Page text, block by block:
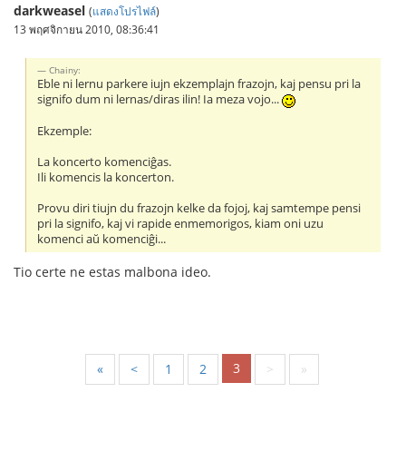
darkweasel (แสดงโปรไฟล์)
13 พฤศจิกายน 2010, 08:36:41
Chainy:
Eble ni lernu parkere iujn ekzemplajn frazojn, kaj pensu pri la
signifo dum ni lernas/diras ilin! Ia meza vojo...
Ekzemple:
La koncerto komenciĝas.
Ili komencis la koncerton.
Provu diri tiujn du frazojn kelke da fojoj, kaj samtempe pensi
pri la signifo, kaj vi rapide enmemorigos, kiam oni uzu
komenci aŭ komenciĝi...
Tio certe ne estas malbona ideo.
« < 1 2 3 > »